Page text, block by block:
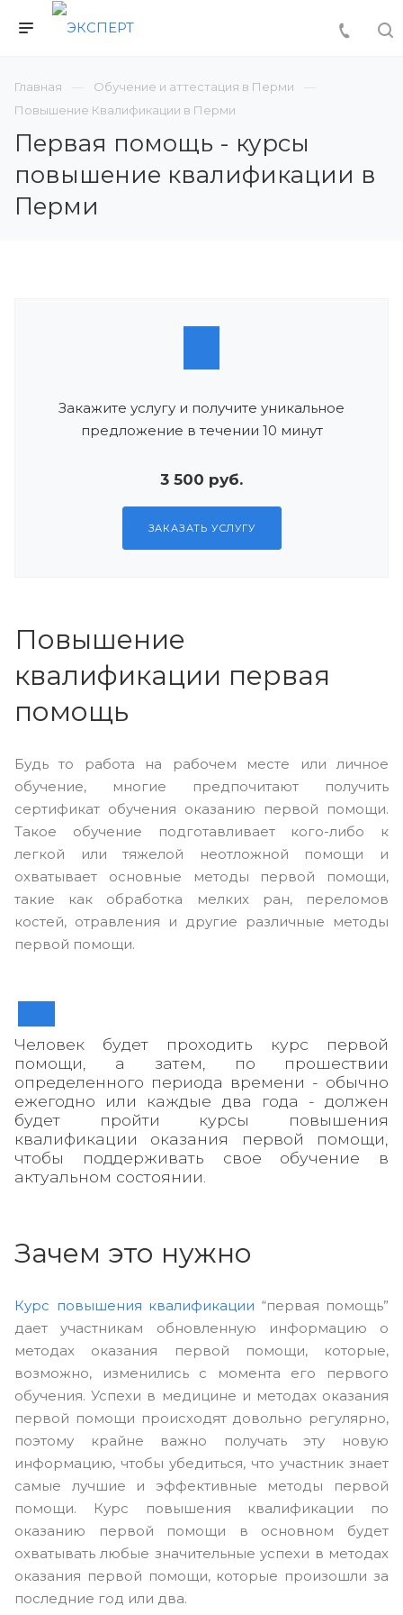
Главная
Обучение и аттестация в Перми
Повышение Квалификации в Перми
Первая помощь - курсы
повышение квалификации в
Перми
Закажите услугу и получите уникальное
предложение в течении 10 минут
3 500 руб.
ЗАКАЗАТЬ УСЛУГУ
Повышение
квалификации первая
помощь
Будь то работа на рабочем месте или личное
обучение, многие предпочитают получить
сертификат обучения оказанию первой помощи.
Такое обучение подготавливает кого-либо к
легкой или тяжелой неотложной помощи и
охватывает основные методы первой помощи,
такие как обработка мелких ран, переломов
костей, отравления и другие различные методы
первой помощи.
Человек будет проходить курс первой
помощи, а затем, по прошествии
определенного периода времени - обычно
ежегодно или каждые два года - должен
будет пройти курсы повышения
квалификации оказания первой помощи,
чтобы поддерживать свое обучение в
актуальном состоянии.
Зачем это нужно
Курс повышения квалификации “первая помощь”
дает участникам обновленную информацию о
методах оказания первой помощи, которые,
возможно, изменились с момента его первого
обучения. Успехи в медицине и методах оказания
первой помощи происходят довольно регулярно,
поэтому крайне важно получать эту новую
информацию, чтобы убедиться, что участник знает
самые лучшие и эффективные методы первой
помощи. Курс повышения квалификации по
оказанию первой помощи в основном будет
охватывать любые значительные успехи в методах
оказания первой помощи, которые произошли за
последние год или два.